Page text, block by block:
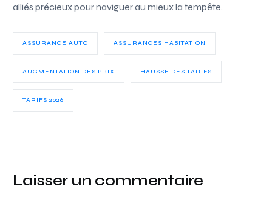
alliés précieux pour naviguer au mieux la tempête.
ASSURANCE AUTO ASSURANCES HABITATION
AUGMENTATION DES PRIX HAUSSE DES TARIFS
TARIFS 2026
Laisser un commentaire